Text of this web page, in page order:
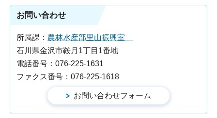
お問い合わせ
所属課： 農林水産部里山振興室
石川県金沢市鞍月1丁目1番地
電話番号：076-225-1631
ファクス番号：076-225-1618